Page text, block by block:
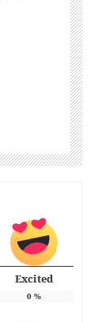
Excited
0%